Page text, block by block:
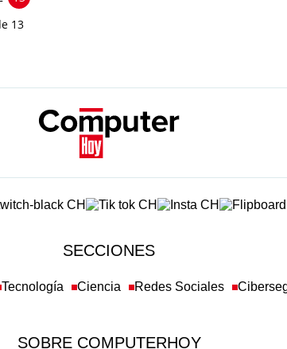
13
SECCIONES
Tecnología Ciencia Redes Sociales
SOBRE COMPUTERHOY